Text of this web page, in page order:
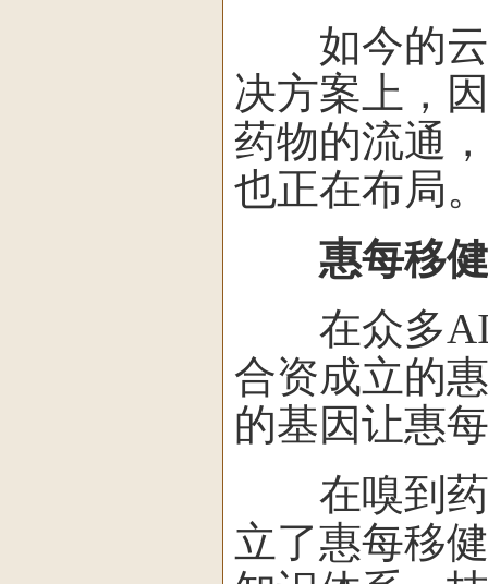
如今的云
决方案上，
药物的流通
也正在布局。
惠每移健
在众多AI/
合资成立的
的基因让惠
在嗅到药
立了惠每移